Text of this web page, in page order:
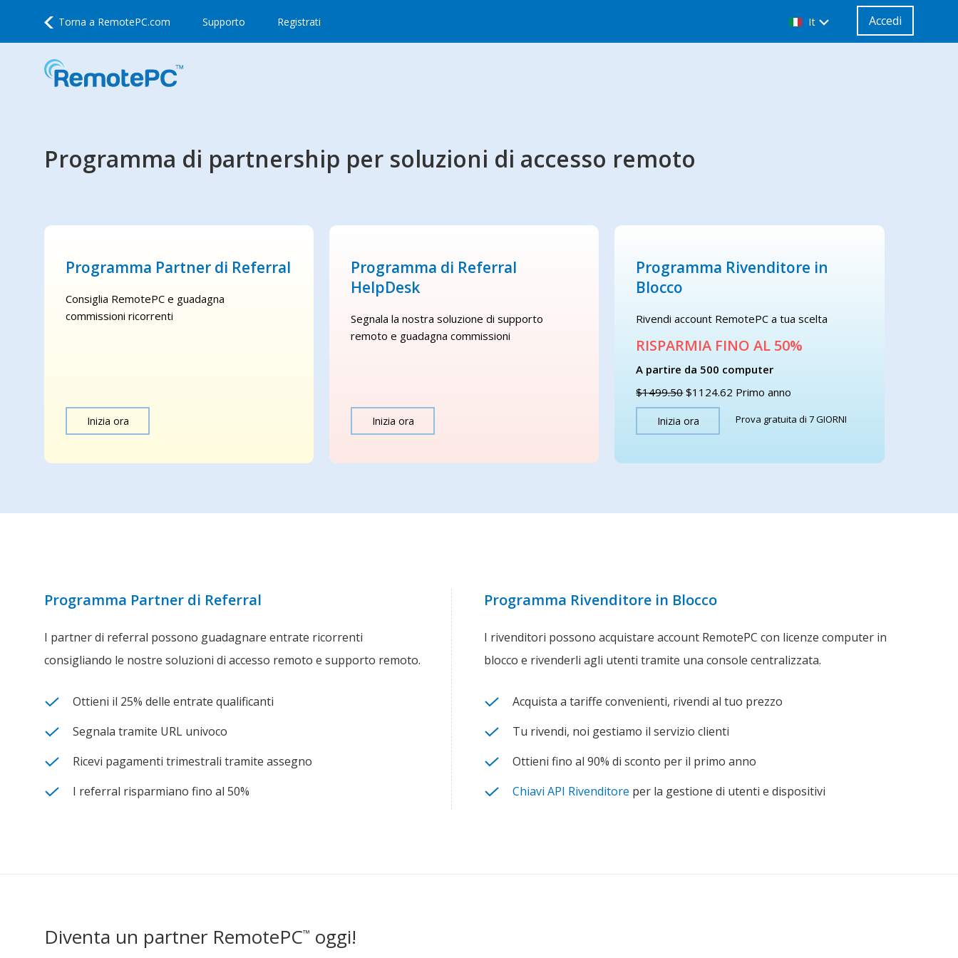
Torna a RemotePC.com Supporto Registrati It Accedi
Programma di partnership per soluzioni di accesso remoto
Programma Partner di Referral
Consiglia RemotePC e guadagna
commissioni ricorrenti
Inizia ora
Programma di Referral
HelpDesk
Segnala la nostra soluzione di supporto
remoto e guadagna commissioni
Inizia ora
Programma Rivenditore in
Blocco
Rivendi account RemotePC a tua scelta
RISPARMIA FINO AL 50%
A partire da 500 computer
$1499.50 $1124.62 Primo anno
Inizia ora Prova gratuita di 7 GIORNI
Programma Partner di Referral
I partner di referral possono guadagnare entrate ricorrenti
consigliando le nostre soluzioni di accesso remoto e supporto remoto.
Ottieni il 25% delle entrate qualificanti
Segnala tramite URL univoco
Ricevi pagamenti trimestrali tramite assegno
I referral risparmiano fino al 50%
Programma Rivenditore in Blocco
I rivenditori possono acquistare account RemotePC con licenze computer in
blocco e rivenderli agli utenti tramite una console centralizzata.
Acquista a tariffe convenienti, rivendi al tuo prezzo
Tu rivendi, noi gestiamo il servizio clienti
Ottieni fino al 90% di sconto per il primo anno
Chiavi API Rivenditore per la gestione di utenti e dispositivi
Diventa un partner RemotePC™ oggi!